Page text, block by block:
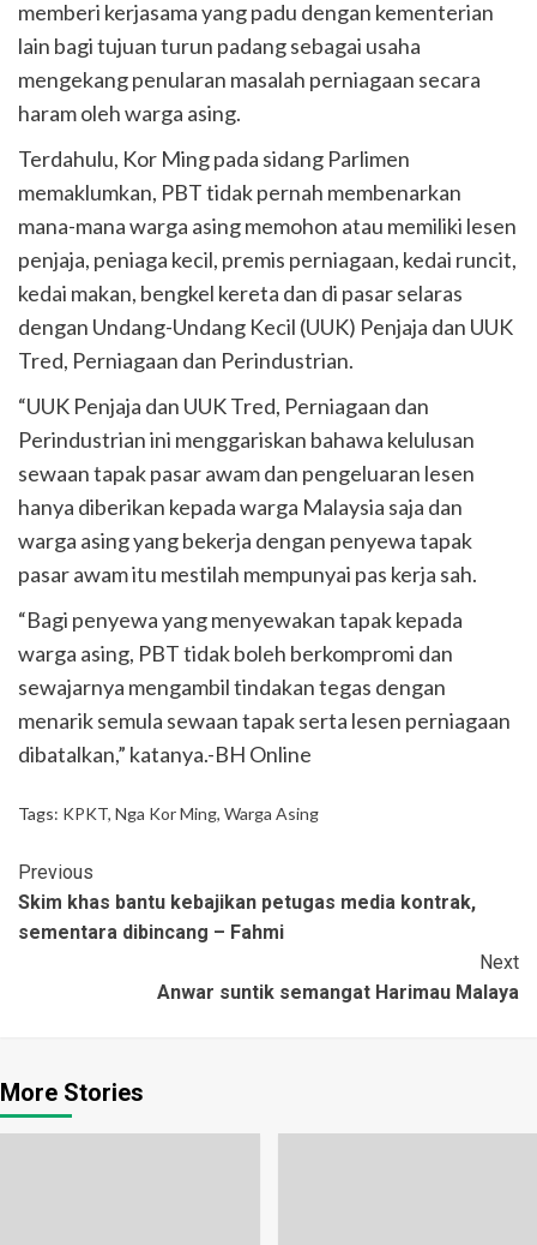
memberi kerjasama yang padu dengan kementerian
lain bagi tujuan turun padang sebagai usaha
mengekang penularan masalah perniagaan secara
haram oleh warga asing.
Terdahulu, Kor Ming pada sidang Parlimen
memaklumkan, PBT tidak pernah membenarkan
mana-mana warga asing memohon atau memiliki lesen
penjaja, peniaga kecil, premis perniagaan, kedai runcit,
kedai makan, bengkel kereta dan di pasar selaras
dengan Undang-Undang Kecil (UUK) Penjaja dan UUK
Tred, Perniagaan dan Perindustrian.
“UUK Penjaja dan UUK Tred, Perniagaan dan
Perindustrian ini menggariskan bahawa kelulusan
sewaan tapak pasar awam dan pengeluaran lesen
hanya diberikan kepada warga Malaysia saja dan
warga asing yang bekerja dengan penyewa tapak
pasar awam itu mestilah mempunyai pas kerja sah.
“Bagi penyewa yang menyewakan tapak kepada
warga asing, PBT tidak boleh berkompromi dan
sewajarnya mengambil tindakan tegas dengan
menarik semula sewaan tapak serta lesen perniagaan
dibatalkan,” katanya.-BH Online
Tags: KPKT, Nga Kor Ming, Warga Asing
Previous
Skim khas bantu kebajikan petugas media kontrak,
sementara dibincang – Fahmi
Next
Anwar suntik semangat Harimau Malaya
More Stories